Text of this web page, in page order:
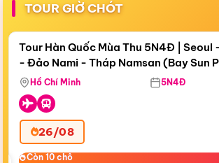
TOUR GIỜ CHÓT
Còn19 ngày 13:45:28
Tour Hàn Quốc Mùa Thu 5N4Đ | Seoul
- Đảo Nami - Tháp Namsan (Bay Sun
Airways)
Hồ Chí Minh 5N4Đ
26/08
Còn 10 chỗ
Còn 10 chỗ